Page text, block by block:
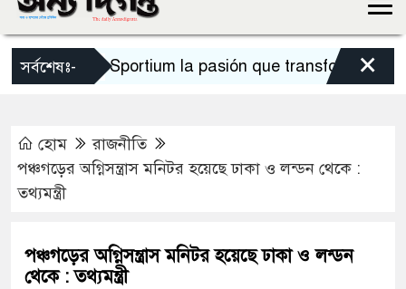
সর্বশেষঃ- Sportium la pasión que transforma cada
×
হোম
রাজনীতি
পঞ্চগড়ের অগ্নিসন্ত্রাস মনিটর হয়েছে ঢাকা ও লন্ডন থেকে :
তথ্যমন্ত্রী
পঞ্চগড়ের অগ্নিসন্ত্রাস মনিটর হয়েছে ঢাকা ও লন্ডন
থেকে : তথ্যমন্ত্রী